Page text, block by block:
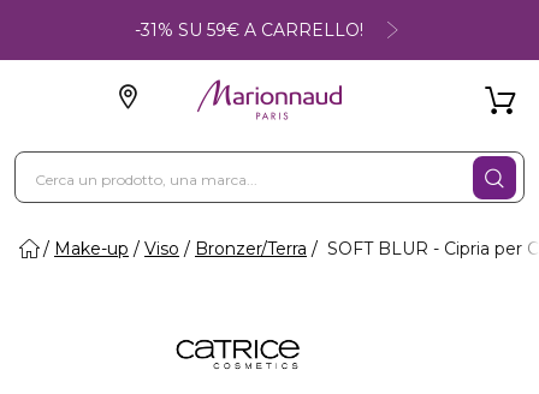
-31% SU 59€ A CARRELLO!
Make-up Viso Bronzer/Terra SOFT BLUR - Cipria per